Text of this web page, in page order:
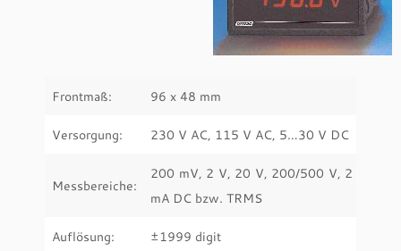
Frontmaß: 96 x 48 mm
Versorgung: 230 V AC, 115 V AC, 5…30 V DC
Messbereiche:
200 mV, 2 V, 20 V, 200/500 V, 2 mA,
mA DC bzw. TRMS
Auflösung: ±1999 digit